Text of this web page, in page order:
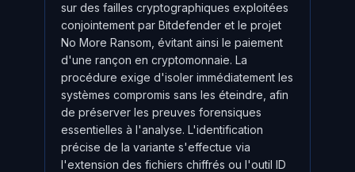
sur des failles cryptographiques exploitées
conjointement par Bitdefender et le projet
No More Ransom, évitant ainsi le paiement
d'une rançon en cryptomonnaie. La
procédure exige d'isoler immédiatement les
systèmes compromis sans les éteindre, afin
de préserver les preuves forensiques
essentielles à l'analyse. L'identification
précise de la variante s'effectue via
l'extension des fichiers chiffrés ou l'outil ID